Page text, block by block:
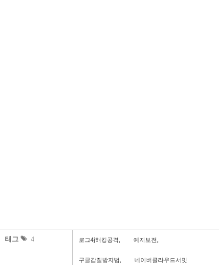
태그 4 로그4j해킹공격, 예지보전,
구글갑질방지법, 네이버클라우드서밋